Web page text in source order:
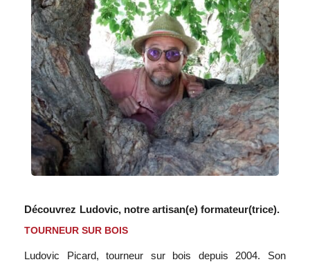
Découvrez Ludovic, notre artisan(e) formateur(trice).
TOURNEUR SUR BOIS
Ludovic Picard, tourneur sur bois depuis 2004. Son